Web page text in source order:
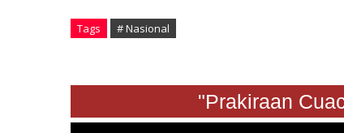
Tags # Nasional
"Prakiraan Cuaca